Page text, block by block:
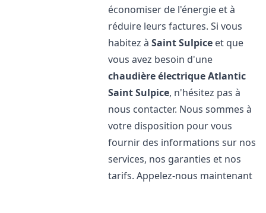
économiser de l'énergie et à
réduire leurs factures. Si vous
habitez àSaint Sulpice et que
vous avez besoin d'une
chaudière électrique Atlantic
Saint Sulpice, n'hésitez pas à
nous contacter. Nous sommes à
votre disposition pour vous
fournir des informations sur nos
services, nos garanties et nos
tarifs. Appelez-nous maintenant